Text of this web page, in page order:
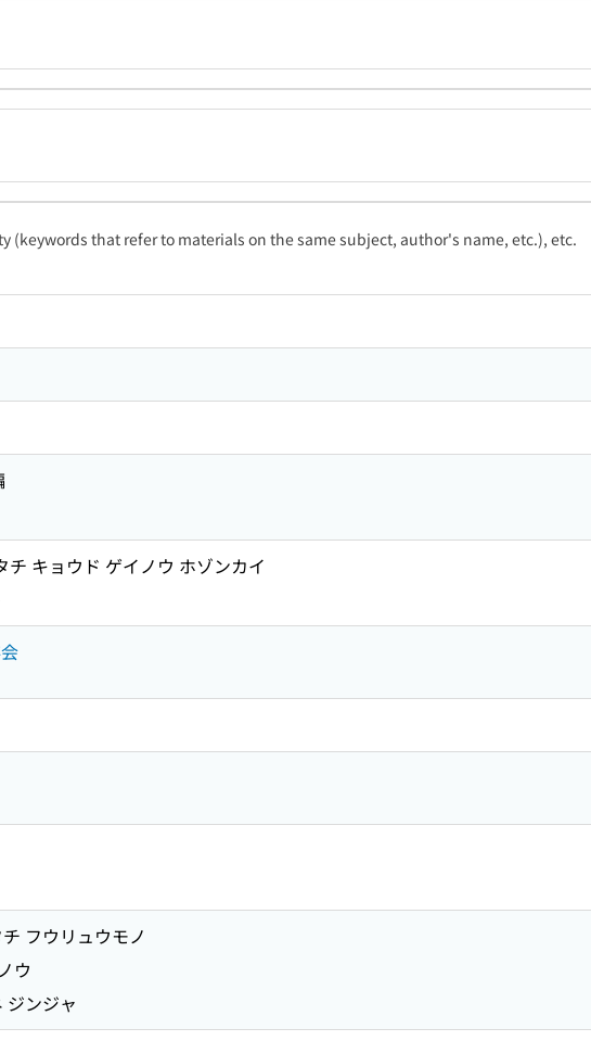
(keywords that refer to materials on the same subject, author's name, etc.), etc.
チ キョウド ゲイノウ ホゾンカイ
チ フウリュウモノ
ウ
ジンジャ